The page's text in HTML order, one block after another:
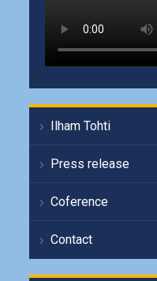
Ilham Tohti
Press release
Coference
Contact